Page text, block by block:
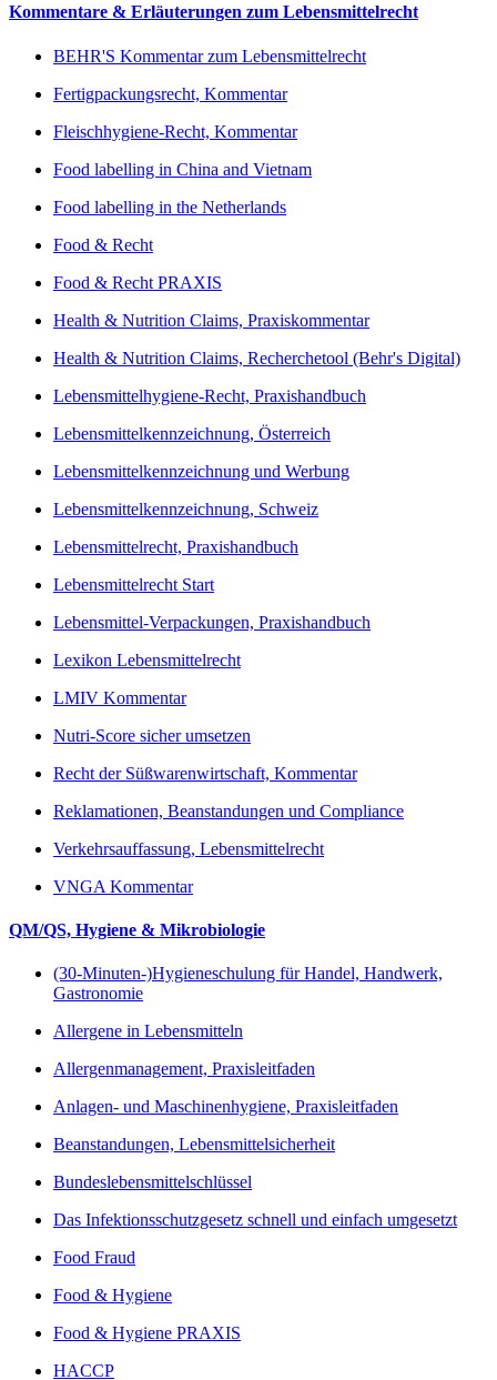
Kommentare & Erläuterungen zum Lebensmittelrecht
BEHR'S Kommentar zum Lebensmittelrecht
Fertigpackungsrecht, Kommentar
Fleischhygiene-Recht, Kommentar
Food labelling in China and Vietnam
Food labelling in the Netherlands
Food & Recht
Food & Recht PRAXIS
Health & Nutrition Claims, Praxiskommentar
Health & Nutrition Claims, Recherchetool (Behr's Digital)
Lebensmittelhygiene-Recht, Praxishandbuch
Lebensmittelkennzeichnung, Österreich
Lebensmittelkennzeichnung und Werbung
Lebensmittelkennzeichnung, Schweiz
Lebensmittelrecht, Praxishandbuch
Lebensmittelrecht Start
Lebensmittel-Verpackungen, Praxishandbuch
Lexikon Lebensmittelrecht
LMIV Kommentar
Nutri-Score sicher umsetzen
Recht der Süßwarenwirtschaft, Kommentar
Reklamationen, Beanstandungen und Compliance
Verkehrsauffassung, Lebensmittelrecht
VNGA Kommentar
QM/QS, Hygiene & Mikrobiologie
(30-Minuten-)Hygieneschulung für Handel, Handwerk,
Gastronomie
Allergene in Lebensmitteln
Allergenmanagement, Praxisleitfaden
Anlagen- und Maschinenhygiene, Praxisleitfaden
Beanstandungen, Lebensmittelsicherheit
Bundeslebensmittelschlüssel
Das Infektionsschutzgesetz schnell und einfach umgesetzt
Food Fraud
Food & Hygiene
Food & Hygiene PRAXIS
HACCP